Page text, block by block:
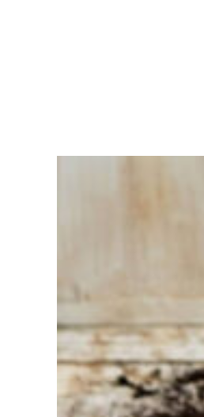
Bij Sneeboer
staan we altijd
klaar om een